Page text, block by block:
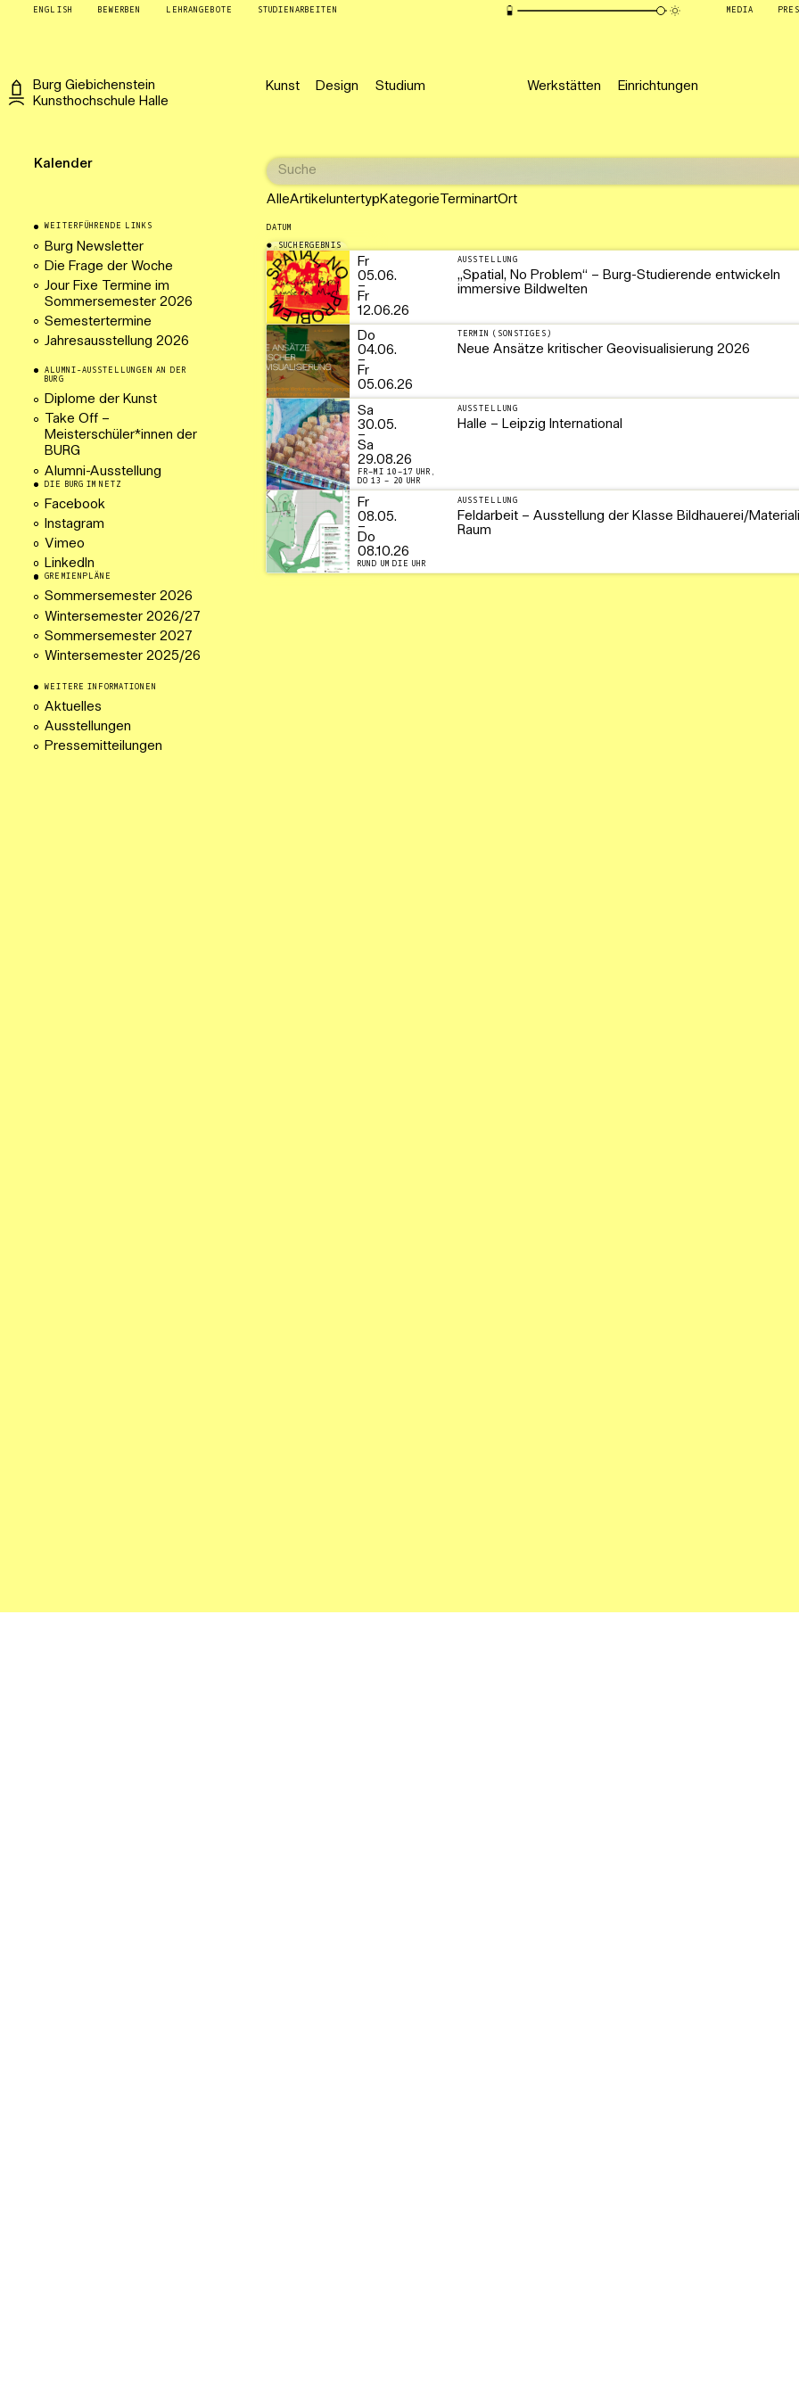
ENGLISH BEWERBEN LEHRANGEBOTE STUDIENARBEITEN MEDIA
Burg Giebichenstein
Kunsthochschule Halle
Kunst Design Studium Werkstätten Einrichtungen
AlleArtikeluntertyp Kategorie TerminartOrt
DATUM
06.06.2026
SUCHERGEBNIS
Fr
05.06.
–
Fr
12.06.26
AUSSTELLUNG
„Spatial, No Problem“ – Burg-Studierende entwickeln
immersive Bildwelten
Do
04.06.
–
Fr
05.06.26
TERMIN (SONSTIGES)
Neue Ansätze kritischer Geovisualisierung 2026
Sa
30.05.
–
Sa
29.08.26
FR–MI 10–17 UHR,
DO 13 – 20 UHR
AUSSTELLUNG
Halle – Leipzig International
Fr
08.05.
–
Do
08.10.26
RUND UM DIE UHR
AUSSTELLUNG
Feldarbeit – Ausstellung der Klasse Bildhauerei/
Raum
Kalender
WEITERFÜHRENDE LINKS
Burg Newsletter
Die Frage der Woche
Jour Fixe Termine im
Sommersemester 2026
Semestertermine
Jahresausstellung 2026
ALUMNI-AUSSTELLUNGEN AN DER
BURG
Diplome der Kunst
Take Off –
Meisterschüler*innen der
BURG
Alumni-Ausstellung
DIE BURG IM NETZ
Facebook
Instagram
Vimeo
LinkedIn
GREMIENPLÄNE
Sommersemester 2026
Wintersemester 2026/27
Sommersemester 2027
Wintersemester 2025/26
WEITERE INFORMATIONEN
Aktuelles
Ausstellungen
Pressemitteilungen